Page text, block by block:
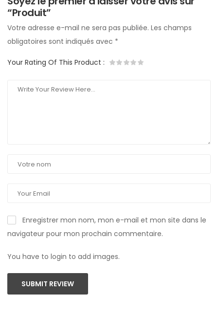
“Produit”
Votre adresse e-mail ne sera pas publiée. Les champs
obligatoires sont indiqués avec *
Your Rating Of This Product :
Enregistrer mon nom, mon e-mail et mon site dans le
navigateur pour mon prochain commentaire.
You have to login to add images.
SUBMIT REVIEW